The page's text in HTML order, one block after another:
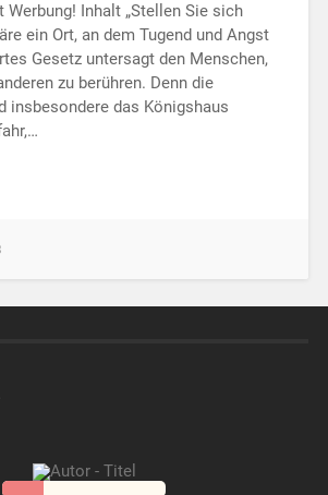
Werbung! Inhalt „Stellen Sie sich
ein Ort, an dem Tugend und Angst
Gesetz untersagt den Menschen,
zu berühren. Denn die
insbesondere das Königshaus